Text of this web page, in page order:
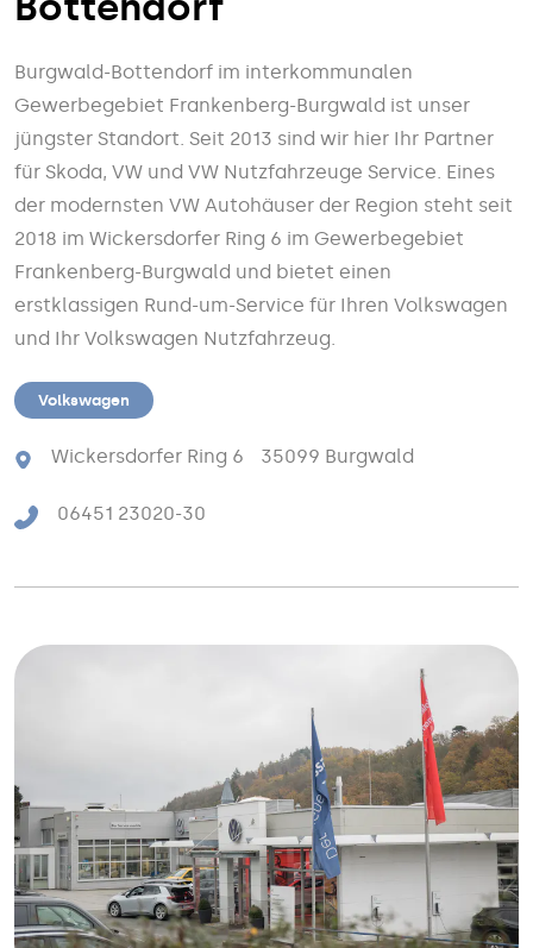
Burgwald-Bottendorf im interkommunalen
Gewerbegebiet Frankenberg-Burgwald ist unser
jüngster Standort. Seit 2013 sind wir hier Ihr Partner
für Skoda, VW und VW Nutzfahrzeuge Service. Eines
der modernsten VW Autohäuser der Region steht seit
2018 im Wickersdorfer Ring 6 im Gewerbegebiet
Frankenberg-Burgwald und bietet einen
erstklassigen Rund-um-Service für Ihren Volkswagen
und Ihr Volkswagen Nutzfahrzeug.
Volkswagen
Wickersdorfer Ring 6 35099 Burgwald
06451 23020-30